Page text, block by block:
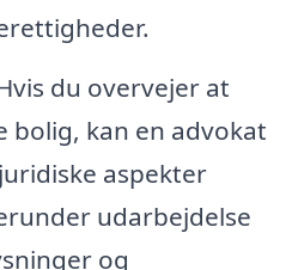
du overvejer at
bolig, kan en advokat
aspekter
udarbejdelse
og